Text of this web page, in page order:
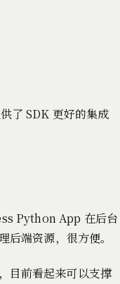
了 SDK 更好的集成
Python App 在后台
端资源，很方便。
目前看起来可以支撑